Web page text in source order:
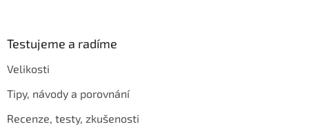
Testujeme a radíme
Velikosti
Tipy, návody a porovnání
Recenze, testy, zkušenosti